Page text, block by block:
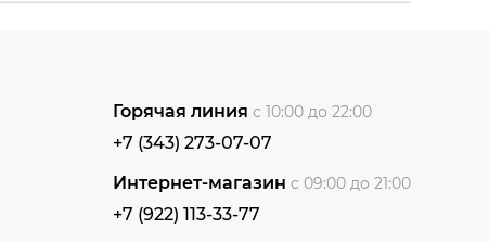
Горячая линия с 10:00 до 22:00
+7 (343) 273-07-07
Интернет-магазин с 09:00 до 21:00
+7 (922) 113-33-77